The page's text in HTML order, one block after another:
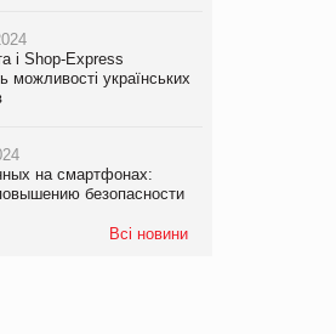
і Shop-Express
можливості українських
на смартфонах:
безопасности
Всі новини